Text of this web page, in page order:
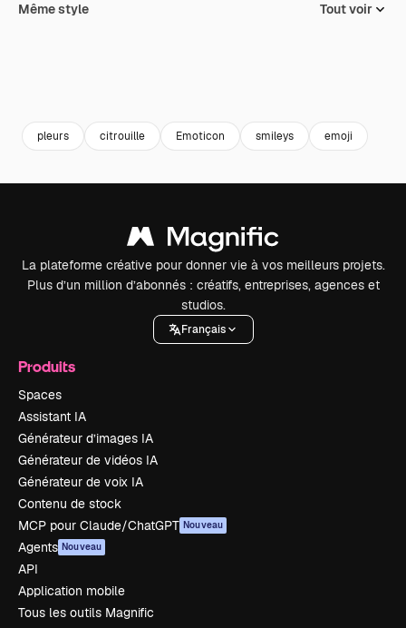
Même style Tout voir
pleurs citrouille Emoticon smileys emoji
La plateforme créative pour donner vie à vos meilleurs projets.
Plus d’un million d’abonnés : créatifs, entreprises, agences et
studios.
Français
Produits
Spaces
Assistant IA
Générateur d’images IA
Générateur de vidéos IA
Générateur de voix IA
Contenu de stock
MCP pour Claude/ChatGPT Nouveau
Agents Nouveau
API
Application mobile
Tous les outils Magnific